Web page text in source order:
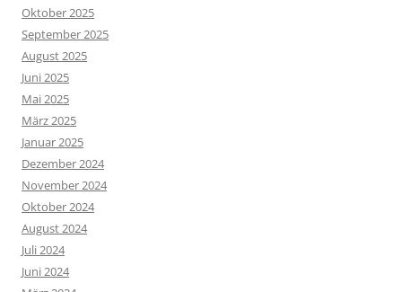
Oktober 2025
September 2025
August 2025
Juni 2025
Mai 2025
März 2025
Januar 2025
Dezember 2024
November 2024
Oktober 2024
August 2024
Juli 2024
Juni 2024